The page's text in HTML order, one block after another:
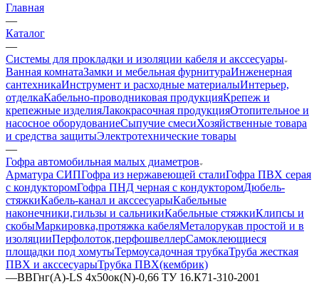
Главная
—
Каталог
—
Системы для прокладки и изоляции кабеля и акссесуары
Ванная комнатаЗамки и мебельная фурнитураИнженерная
сантехникаИнструмент и расходные материалыИнтерьер,
отделкаКабельно-проводниковая продукцияКрепеж и
крепежные изделияЛакокрасочная продукцияОтопительное и
насосное оборудованиеСыпучие смесиХозяйственные товара
и средства защитыЭлектротехнические товары
—
Гофра автомобильная малых диаметров
Арматура СИПГофра из нержавеющей сталиГофра ПВХ серая
с кондукторомГофра ПНД черная с кондукторомДюбель-
стяжкиКабель-канал и акссесуарыКабельные
наконечники,гильзы и сальникиКабельные стяжкиКлипсы и
скобыМаркировка,протяжка кабеляМеталорукав простой и в
изоляцииПерфолоток,перфошвеллерСамоклеющиеся
площадки под хомутыТермоусадочная трубкаТруба жесткая
ПВХ и акссесуарыТрубка ПВХ(кембрик)
—ВВГнг(А)-LS 4х50ок(N)-0,66 ТУ 16.К71-310-2001